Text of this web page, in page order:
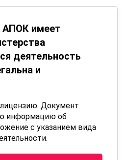
АПОК имеет
деятельность
и
Документ
информацию об
с указанием вида